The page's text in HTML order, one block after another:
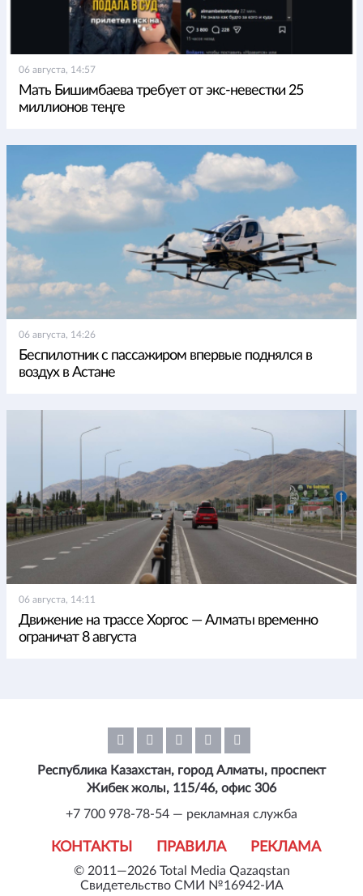
06 августа, 14:57
Мать Бишимбаева требует от экс-невестки 25
миллионов теңге
06 августа, 14:26
Беспилотник с пассажиром впервые поднялся в
воздух в Астане
06 августа, 14:11
Движение на трассе Хоргос — Алматы временно
ограничат 8 августа
© 2011—2026 Total Media Qazaqstan
Свидетельство СМИ №16942-ИА
КОНТАКТЫ ПРАВИЛА РЕКЛАМА
Республика Казахстан, город Алматы, проспект
Жибек жолы, 115/46, офис 306
+7 700 978-78-54 — рекламная служба